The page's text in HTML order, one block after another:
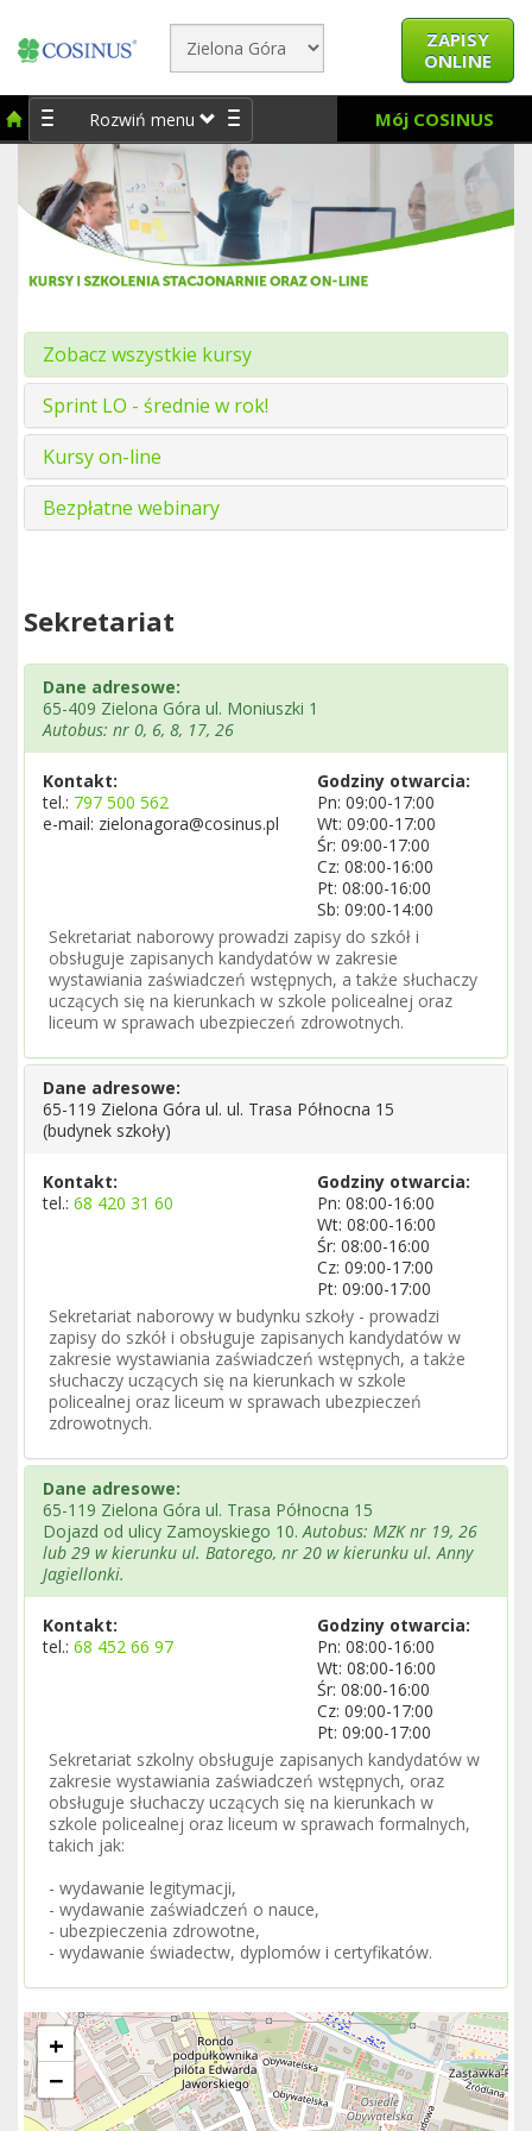
ZAPISY
ONLINE
Rozwiń menu Mój COSINUS
Zobacz wszystkie kursy
Sprint LO - średnie w rok!
Kursy on-line
Bezpłatne webinary
Sekretariat
Dane adresowe:
65-409 Zielona Góra ul. Moniuszki 1
Autobus: nr 0, 6, 8, 17, 26
Kontakt:
tel.: 797 500 562
e-mail: zielonagora@cosinus.pl
Godziny otwarcia:
Pn: 09:00-17:00
Wt: 09:00-17:00
Śr: 09:00-17:00
Cz: 08:00-16:00
Pt: 08:00-16:00
Sb: 09:00-14:00
Sekretariat naborowy prowadzi zapisy do szkół i
obsługuje zapisanych kandydatów w zakresie
wystawiania zaświadczeń wstępnych, a także słuchaczy
uczących się na kierunkach w szkole policealnej oraz
liceum w sprawach ubezpieczeń zdrowotnych.
Dane adresowe:
65-119 Zielona Góra ul. ul. Trasa Północna 15
(budynek szkoły)
Kontakt:
tel.: 68 420 31 60
Godziny otwarcia:
Pn: 08:00-16:00
Wt: 08:00-16:00
Śr: 08:00-16:00
Cz: 09:00-17:00
Pt: 09:00-17:00
Sekretariat naborowy w budynku szkoły - prowadzi
zapisy do szkół i obsługuje zapisanych kandydatów w
zakresie wystawiania zaświadczeń wstępnych, a także
słuchaczy uczących się na kierunkach w szkole
policealnej oraz liceum w sprawach ubezpieczeń
zdrowotnych.
Dane adresowe:
65-119 Zielona Góra ul. Trasa Północna 15
Dojazd od ulicy Zamoyskiego 10. Autobus: MZK nr 19, 26
lub 29 w kierunku ul. Batorego, nr 20 w kierunku ul. Anny
Jagiellonki.
Kontakt:
tel.: 68 452 66 97
Godziny otwarcia:
Pn: 08:00-16:00
Wt: 08:00-16:00
Śr: 08:00-16:00
Cz: 09:00-17:00
Pt: 09:00-17:00
Sekretariat szkolny obsługuje zapisanych kandydatów w
zakresie wystawiania zaświadczeń wstępnych, oraz
obsługuje słuchaczy uczących się na kierunkach w
szkole policealnej oraz liceum w sprawach formalnych,
takich jak:
- wydawanie legitymacji,
- wydawanie zaświadczeń o nauce,
- ubezpieczenia zdrowotne,
- wydawanie świadectw, dyplomów i certyfikatów.
+
−